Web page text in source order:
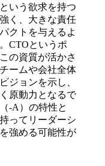
いう欲求を持つ
く、大きな責任
クトを与えるよ
CTOというポ
の資質が活かさ
ームや会社全体
ジョンを示し、
原動力となるで
-A）の特性と
ってリーダーシ
強める可能性が